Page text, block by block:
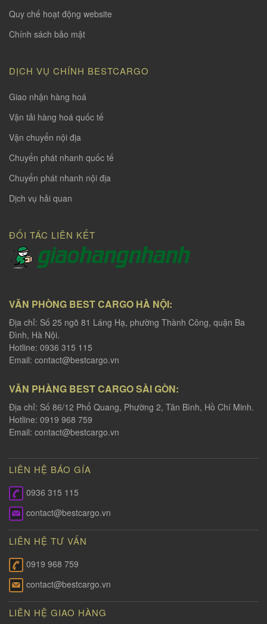
Quy chế hoạt động website
Chính sách bảo mật
DỊCH VỤ CHÍNH BESTCARGO
Giao nhận hàng hoá
Vận tải hàng hoá quốc tế
Vận chuyển nội địa
Chuyển phát nhanh quốc tế
Chuyển phát nhanh nội địa
Dịch vụ hải quan
ĐỐI TÁC LIÊN KẾT
VĂN PHÒNG BEST CARGO HÀ NỘI:
Địa chỉ: Số 25 ngõ 81 Láng Hạ, phường Thành Công, quận Ba
Đình, Hà Nội.
Hotline: 0936 315 115
Email: contact@bestcargo.vn
VĂN PHÀNG BEST CARGO SÀI GÒN:
Địa chỉ: Số 86/12 Phổ Quang, Phường 2, Tân Bình, Hồ Chí Minh.
Hotline: 0919 968 759
Email: contact@bestcargo.vn
LIÊN HỆ BÁO GÍA
0936 315 115
contact@bestcargo.vn
LIÊN HỆ TƯ VẤN
0919 968 759
contact@bestcargo.vn
LIÊN HỆ GIAO HÀNG